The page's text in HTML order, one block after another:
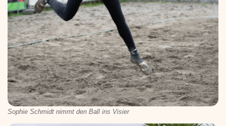
Sophie Schmidt nimmt den Ball ins Visier